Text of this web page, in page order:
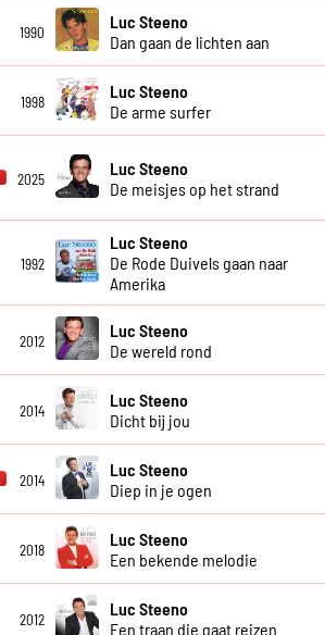
1990
Luc Steeno
Dan gaan de lichten aan
1998
Luc Steeno
De arme surfer
2025
Luc Steeno
De meisjes op het strand
1992
Luc Steeno
De Rode Duivels gaan naar
Amerika
2012
Luc Steeno
De wereld rond
2014
Luc Steeno
Dicht bij jou
2014
Luc Steeno
Diep in je ogen
2018
Luc Steeno
Een bekende melodie
2012
Luc Steeno
Een traan die gaat reizen